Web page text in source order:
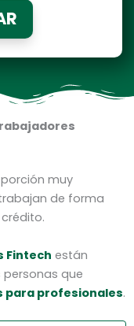
muy
de forma
Fintech están
que
para profesionales.